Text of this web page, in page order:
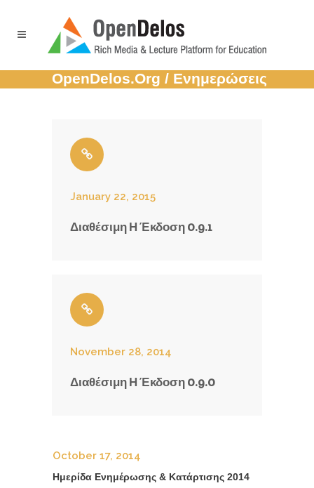
OpenDelos.org / Ενημερώσεις
January 22, 2015
Διαθέσιμη Η Έκδοση 0.9.1
November 28, 2014
Διαθέσιμη Η Έκδοση 0.9.0
October 17, 2014
Ημερίδα Ενημέρωσης & Κατάρτισης 2014